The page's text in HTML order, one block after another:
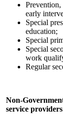
Prevention,
early
Special
education;
Special
Special
work
Regular
Non-
service